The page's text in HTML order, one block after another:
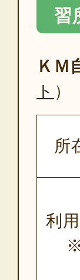
習
ＫＭ
ト ）
所
利